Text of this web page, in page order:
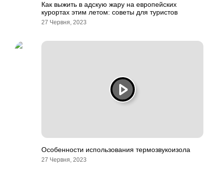
Как выжить в адскую жару на европейских
курортах этим летом: советы для туристов
27 Червня, 2023
Особенности использования термозвукоизола
27 Червня, 2023